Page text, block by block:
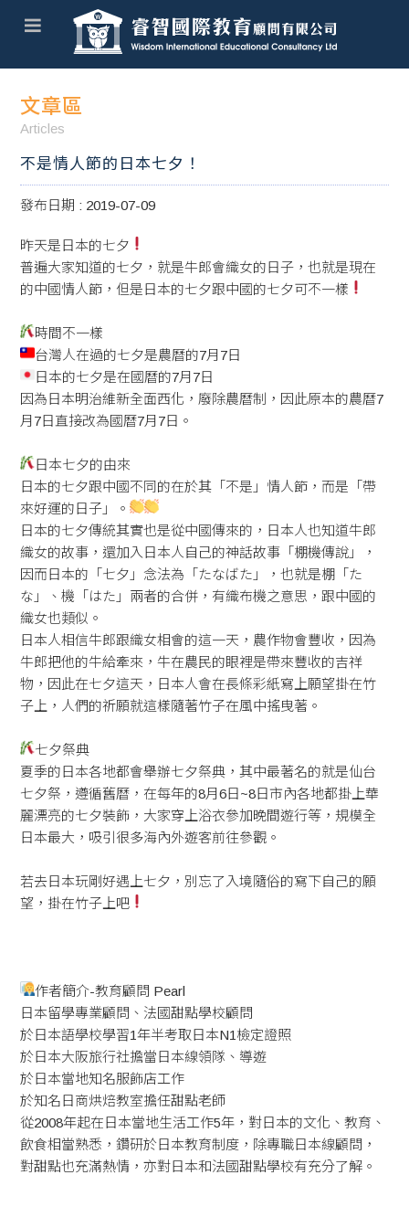
文章區
Articles
不是情人節的日本七夕！
發布日期 : 2019-07-09
昨天是日本的七夕
普遍大家知道的七夕，就是牛郎會織女的日子，也就是現在
的中國情人節，但是日本的七夕跟中國的七夕可不一樣
時間不一樣
台灣人在過的七夕是農曆的7月7日
日本的七夕是在國曆的7月7日
因為日本明治維新全面西化，廢除農曆制，因此原本的農曆7
月7日直接改為國曆7月7日。
日本七夕的由來
日本的七夕跟中國不同的在於其「不是」情人節，而是「帶
來好運的日子」。
日本的七夕傳統其實也是從中國傳來的，日本人也知道牛郎
織女的故事，還加入日本人自己的神話故事「棚機傳說」，
因而日本的「七夕」念法為「たなばた」，也就是棚「た
な」、機「はた」兩者的合併，有織布機之意思，跟中國的
織女也類似。
日本人相信牛郎跟織女相會的這一天，農作物會豐收，因為
牛郎把他的牛給牽來，牛在農民的眼裡是帶來豐收的吉祥
物，因此在七夕這天，日本人會在長條彩紙寫上願望掛在竹
子上，人們的祈願就這樣隨著竹子在風中搖曳著。
七夕祭典
夏季的日本各地都會舉辦七夕祭典，其中最著名的就是仙台
七夕祭，遵循舊曆，在每年的8月6日~8日市內各地都掛上華
麗漂亮的七夕裝飾，大家穿上浴衣參加晚間遊行等，規模全
日本最大，吸引很多海內外遊客前往參觀。
若去日本玩剛好遇上七夕，別忘了入境隨俗的寫下自己的願
望，掛在竹子上吧
作者簡介-教育顧問 Pearl
日本留學專業顧問、法國甜點學校顧問
於日本語學校學習1年半考取日本N1檢定證照
於日本大阪旅行社擔當日本線領隊、導遊
於日本當地知名服飾店工作
於知名日商烘焙教室擔任甜點老師
從2008年起在日本當地生活工作5年，對日本的文化、教育、
飲食相當熟悉，鑽研於日本教育制度，除專職日本線顧問，
對甜點也充滿熱情，亦對日本和法國甜點學校有充分了解。